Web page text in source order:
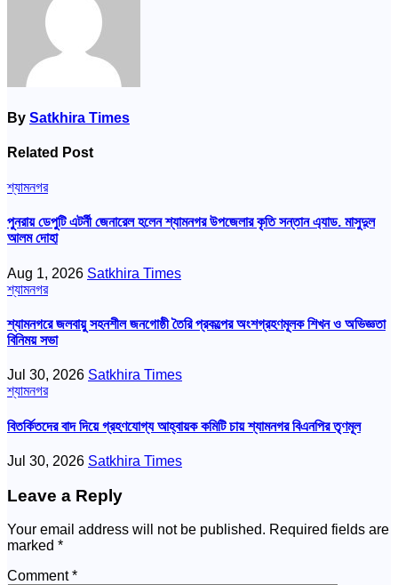
By Satkhira Times
Related Post
শ্যামনগর
পুনরায় ডেপুটি এটর্নী জেনারেল হলেন শ্যামনগর উপজেলার কৃতি সন্তান এ্যাড. মাসুদুল
আলম দোহা
Aug 1, 2026 Satkhira Times
শ্যামনগর
শ্যামনগরে জলবায়ু সহনশীল জনগোষ্ঠী তৈরি প্রকল্পের অংশগ্রহণমূলক শিখন ও অভিজ্ঞতা
বিনিময় সভা
Jul 30, 2026 Satkhira Times
শ্যামনগর
বিতর্কিতদের বাদ দিয়ে গ্রহণযোগ্য আহ্বায়ক কমিটি চায় শ্যামনগর বিএনপির তৃণমূল
Jul 30, 2026 Satkhira Times
Leave a Reply
Your email address will not be published. Required fields are
marked *
Comment*